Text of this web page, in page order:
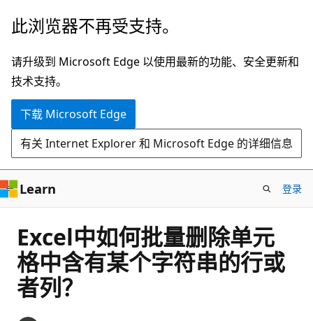
跳
主
要
内
此浏览器不再受支持。
请升级到 Microsoft Edge 以使用最新的功能、安全更新和
技术支持。
下载 Microsoft Edge
有关 Internet Explorer 和 Microsoft Edge 的详细信息
Learn 登录
Excel中如何批量删除单元
格中含有某个字符串的行或
者列？